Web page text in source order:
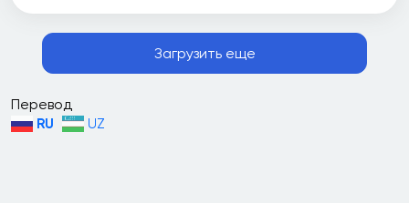
Перевод
RU UZ
Загрузить еще